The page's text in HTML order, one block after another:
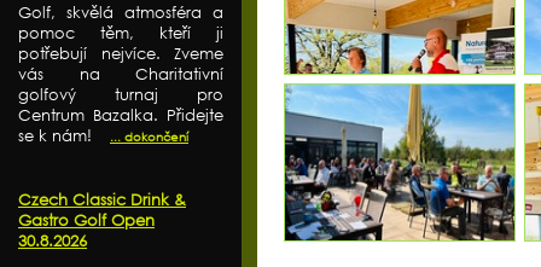
Golf, skvělá atmosféra a
pomoc těm, kteří ji
potřebují nejvíce. Zveme
vás na Charitativní
golfový turnaj pro
Centrum Bazalka. Přidejte
se k nám!
... dokončení
Czech Classic Drink &
Gastro Golf Open
30.8.2026